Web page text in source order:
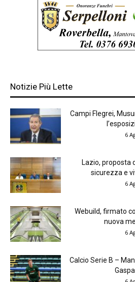
Notizie Più Lette
Campi Flegrei,
6
Lazio, proposta
sicurezza e
6
Webuild, firmato
nuova
6
Calcio Serie B –